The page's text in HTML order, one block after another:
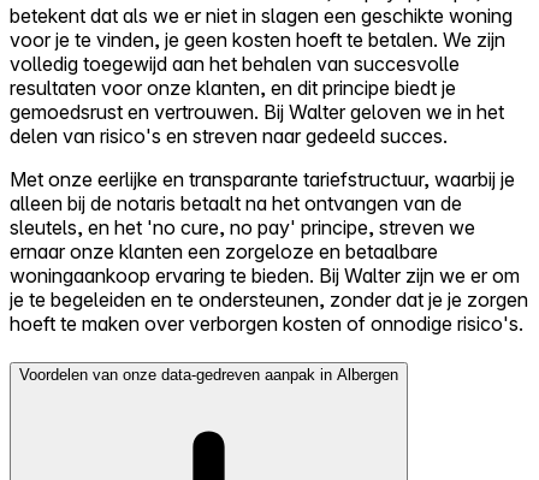
betekent dat als we er niet in slagen een geschikte woning
voor je te vinden, je geen kosten hoeft te betalen. We zijn
volledig toegewijd aan het behalen van succesvolle
resultaten voor onze klanten, en dit principe biedt je
gemoedsrust en vertrouwen. Bij Walter geloven we in het
delen van risico's en streven naar gedeeld succes.
Met onze eerlijke en transparante tariefstructuur, waarbij je
alleen bij de notaris betaalt na het ontvangen van de
sleutels, en het 'no cure, no pay' principe, streven we
ernaar onze klanten een zorgeloze en betaalbare
woningaankoop ervaring te bieden. Bij Walter zijn we er om
je te begeleiden en te ondersteunen, zonder dat je je zorgen
hoeft te maken over verborgen kosten of onnodige risico's.
Voordelen van onze data-gedreven aanpak in Albergen